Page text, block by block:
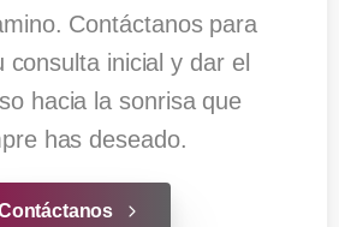
Contáctanos para
consulta inicial y dar el
hacia la sonrisa que
has deseado.